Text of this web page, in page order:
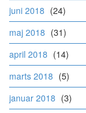
juni 2018 (24)
maj 2018 (31)
april 2018 (14)
marts 2018 (5)
januar 2018 (3)